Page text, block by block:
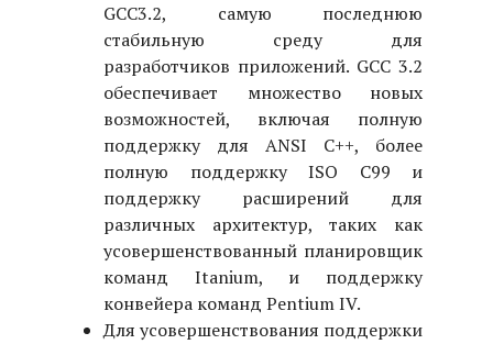
GCC3.2, самую последнюю
стабильную среду для
разработчиков приложений. GCC 3.2
обеспечивает множество новых
возможностей, включая полную
поддержку для ANSI C++, более
полную поддержку ISO C99 и
поддержку расширений для
различных архитектур, таких как
усовершенствованный планировщик
команд Itanium, и поддержку
конвейера команд Pentium IV.
Для усовершенствования поддержки